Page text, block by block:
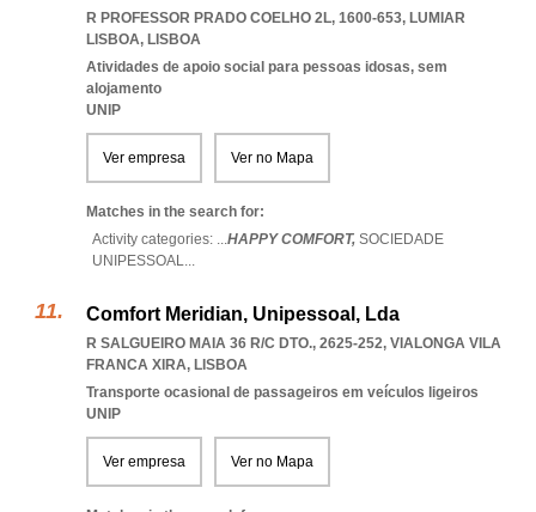
R PROFESSOR PRADO COELHO 2L, 1600-653, LUMIAR
LISBOA, LISBOA
Atividades de apoio social para pessoas idosas, sem
alojamento
UNIP
Ver empresa Ver no Mapa
Matches in the search for:
Activity categories: ...HAPPY COMFORT, SOCIEDADE
UNIPESSOAL...
Comfort Meridian, Unipessoal, Lda
R SALGUEIRO MAIA 36 R/C DTO., 2625-252, VIALONGA VILA
FRANCA XIRA, LISBOA
Transporte ocasional de passageiros em veículos ligeiros
UNIP
Ver empresa Ver no Mapa